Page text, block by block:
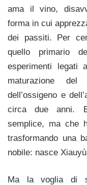
ama il vino,
forma in cui
dei passiti. Per
quello primario
esperimenti legati
maturazione del
dell’ossigeno e
circa due anni.
semplice, ma che
trasformando una
nobile: nasce
Ma la voglia di